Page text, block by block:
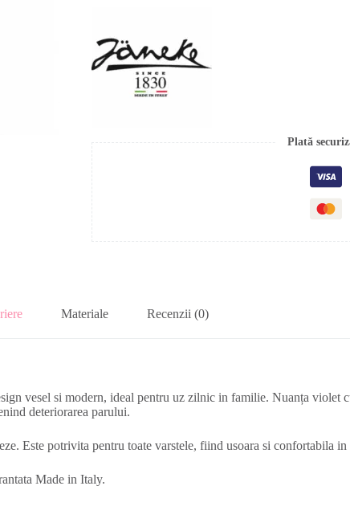
Plată
Materiale Recenzii (0)
vesel si modern, ideal pentru uz zilnic in familie. Nuanța violet
deteriorarea parului.
Este potrivita pentru toate varstele, fiind usoara si confortabila
Made in Italy.